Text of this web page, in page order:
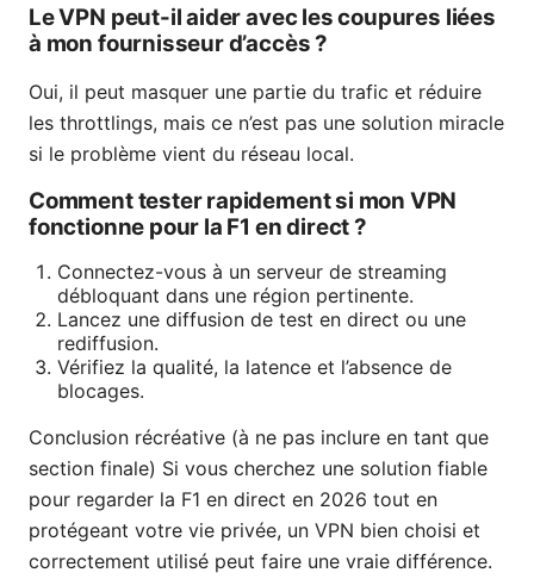
Le VPN peut-il aider avec les coupures liées
à mon fournisseur d’accès ?
Oui, il peut masquer une partie du trafic et réduire
les throttlings, mais ce n’est pas une solution miracle
si le problème vient du réseau local.
Comment tester rapidement si mon VPN
fonctionne pour la F1 en direct ?
Connectez-vous à un serveur de streaming
débloquant dans une région pertinente.
Lancez une diffusion de test en direct ou une
rediffusion.
Vérifiez la qualité, la latence et l’absence de
blocages.
Conclusion récréative (à ne pas inclure en tant que
section finale) Si vous cherchez une solution fiable
pour regarder la F1 en direct en 2026 tout en
protégeant votre vie privée, un VPN bien choisi et
correctement utilisé peut faire une vraie différence.